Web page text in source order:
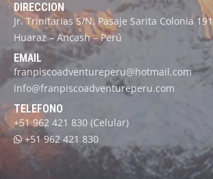
DIRECCION
Jr. Trinitarias S/N, Pasaje Sarita Colonia
Huaraz – Ancash – Perú
EMAIL
franpiscoadventureperu@hotmail.com
info@franpiscoadventureperu.com
TELEFONO
+51 962 421 830 (Celular)
+51 962 421 830